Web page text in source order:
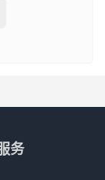
务